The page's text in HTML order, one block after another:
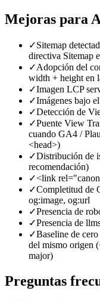
Mejoras para
✓Sitemap
directiva Sitemap
✓Adopción del
width + height en
✓Imagen LCP
✓Imágenes bajo
✓Detección de
✓Puente View
cuando GA4 /
<head>)
✓Distribución de
recomendación)
✓<link
✓Completitud de
og:image, og:url
✓Presencia de
✓Presencia de
✓Baseline de
del mismo origen
major)
Preguntas